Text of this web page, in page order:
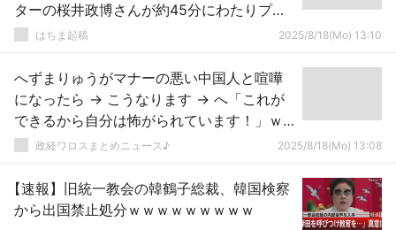
ターの桜井政博さんが約45分にわたりプレ
ゼンはちま起稿 2025/8/18(Mo) 13:10
へずまりゅうがマナーの悪い中国人と喧嘩
になったら → こうなります → へ「これが
できるから自分は怖がられています！」ｗ
ｗｗｗｗｗｗｗｗｗｗｗｗｗｗｗｗｗ
政経ワロスまとめニュース♪ 2025/8/18(Mo) 13:08
【速報】旧統一教会の韓鶴子総裁、韓国検察
から出国禁止処分ｗｗｗｗｗｗｗｗｗ